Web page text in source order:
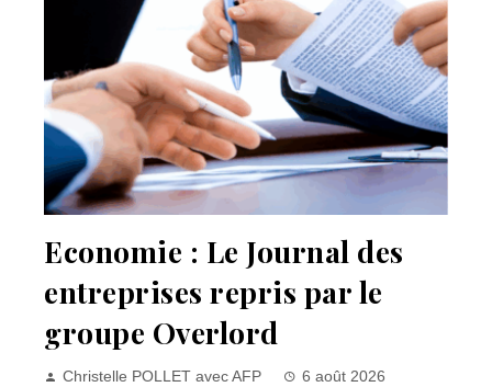
Economie : Le Journal des
entreprises repris par le
groupe Overlord
Christelle POLLET avec AFP 6 août 2026